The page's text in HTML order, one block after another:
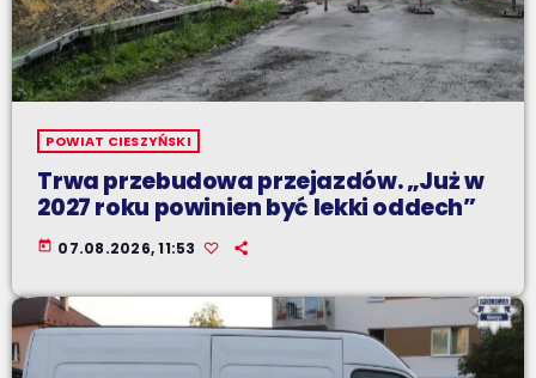
POWIAT CIESZYŃSKI
Trwa przebudowa przejazdów. „Już w
2027 roku powinien być lekki oddech”
today 07.08.2026, 11:53